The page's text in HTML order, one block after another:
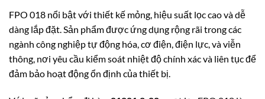
FPO 018 nổi bật với thiết kế mỏng, hiệu suất lọc cao và dễ
dàng lắp đặt. Sản phẩm được ứng dụng rộng rãi trong các
ngành công nghiệp tự động hóa, cơ điện, điện lực, và viễn
thông, nơi yêu cầu kiểm soát nhiệt độ chính xác và liên tục để
đảm bảo hoạt động ổn định của thiết bị.